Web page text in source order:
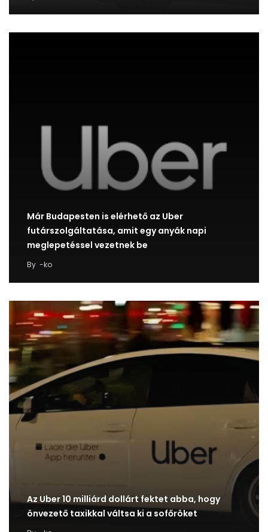
Már Budapesten is elérhető az Uber
futárszolgáltatása, amit egy anyák napi
meglepetéssel vezetnek be
By -ko
Az Uber 10 milliárd dollárt fektet abba, hogy
önvezető taxikkal váltsa ki a sofőröket